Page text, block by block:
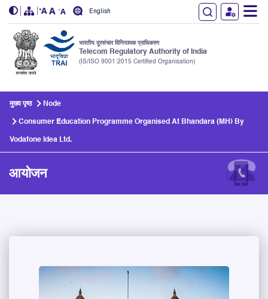
English
भारतीय दूरसंचार विनियामक प्राधिकरण
Telecom Regulatory Authority of India
(IS/ISO 9001:2015 Certified Organisation)
मुख्य पृष्ठ Node
Consumer Education Programme Organised At Bhandara (MH) By
Vodafone Idea Ltd.
आयोजन